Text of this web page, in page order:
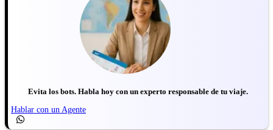
Evita los bots. Habla hoy con un experto responsable de tu viaje.
Hablar con un Agente